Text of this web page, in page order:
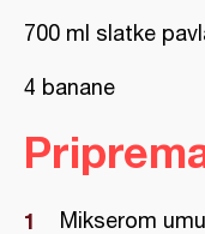
700 ml slatke
4 banane
Mikserom